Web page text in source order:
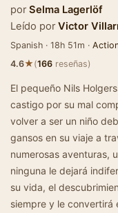
por Selma Lagerlöf
Leído por Victor
Spanish · 18h 51m ·
4.6★(166 reseñas)
El pequeño Nils
castigo por su mal
volver a ser un niño
gansos en su viaje a
numerosas aventuras,
ninguna le dejará
su vida, el
siempre y le convertirá